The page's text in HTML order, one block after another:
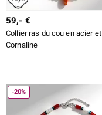
59,- €
Collier ras du cou en acier et
Cornaline
-20%